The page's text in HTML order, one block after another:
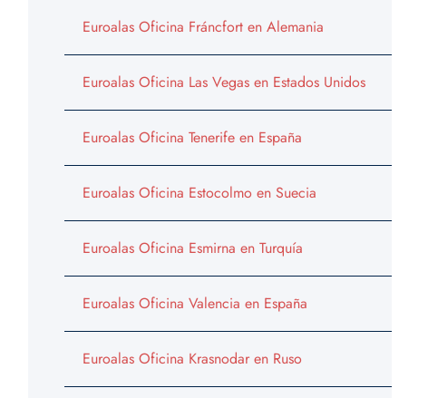
Euroalas Oficina Fráncfort en Alemania
Euroalas Oficina Las Vegas en Estados Unidos
Euroalas Oficina Tenerife en España
Euroalas Oficina Estocolmo en Suecia
Euroalas Oficina Esmirna en Turquía
Euroalas Oficina Valencia en España
Euroalas Oficina Krasnodar en Ruso